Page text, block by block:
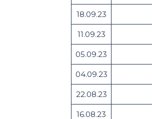
18.09.23
11.09.23
05.09.23
04.09.23
22.08.23
16.08.23